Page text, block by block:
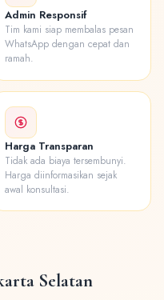
Admin Responsif
Tim kami siap membalas pesan
WhatsApp dengan cepat dan
ramah.
Harga Transparan
Tidak ada biaya tersembunyi.
Harga diinformasikan sejak
awal konsultasi.
Selatan